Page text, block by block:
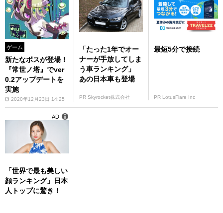
ゲーム
新たなボスが登場！
『常世ノ塔』でver
0.2アップデートを
実施
2020年12月23日 14:25
「たった1年でオー
ナーが手放してしま
う車ランキング」
あの日本車も登場
PR Skyrocket株式会社
最短5分で接続
PR LotusFlare Inc
「世界で最も美しい
顔ランキング」日本
人トップに驚き！
AD